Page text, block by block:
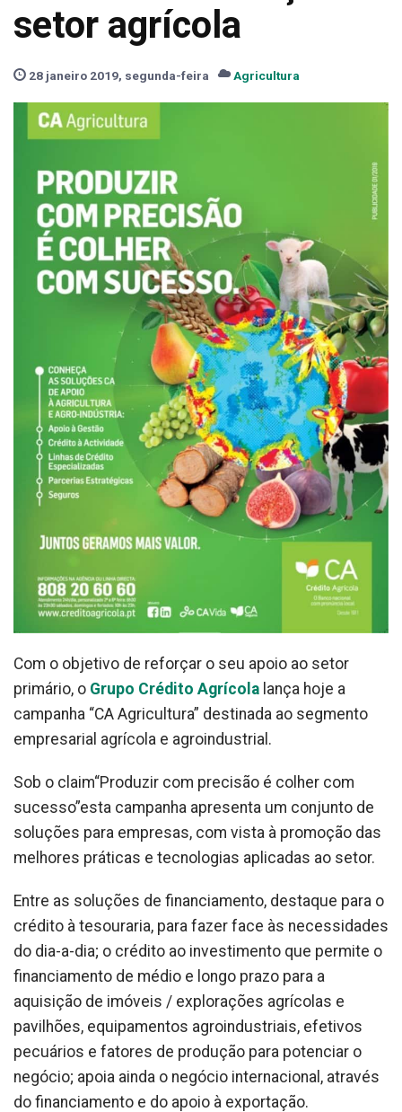
setor agrícola
28 janeiro 2019, segunda-feira Agricultura
Com o objetivo de reforçar o seu apoio ao setor
primário, o Grupo Crédito Agrícola lança hoje a
campanha “CA Agricultura” destinada ao segmento
empresarial agrícola e agroindustrial.
Sob o claim“Produzir com precisão é colher com
sucesso”esta campanha apresenta um conjunto de
soluções para empresas, com vista à promoção das
melhores práticas e tecnologias aplicadas ao setor.
Entre as soluções de financiamento, destaque para o
crédito à tesouraria, para fazer face às necessidades
do dia-a-dia; o crédito ao investimento que permite o
financiamento de médio e longo prazo para a
aquisição de imóveis / explorações agrícolas e
pavilhões, equipamentos agroindustriais, efetivos
pecuários e fatores de produção para potenciar o
negócio; apoia ainda o negócio internacional, através
do financiamento e do apoio à exportação.